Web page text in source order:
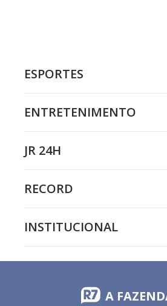
ESPORTES
ENTRETENIMENTO
JR 24H
RECORD
INSTITUCIONAL
A